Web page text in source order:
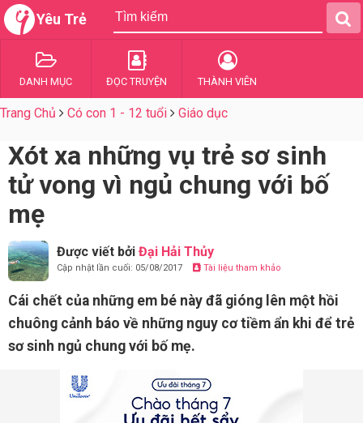
Yêu Trẻ
DANH MỤC ĐỌC TRUYỆN THÀNH VIÊN
Trang Chủ Có con 1 - 12 tuổi Giáo dục
Xót xa những vụ trẻ sơ sinh
tử vong vì ngủ chung với bố
mẹ
Được viết bởi Đại Hải Thủy
Cập nhật lần cuối: 05/08/2017 Tài liệu tham khảo
Cái chết của những em bé này đã gióng lên một hồi
chuông cảnh báo về những nguy cơ tiềm ẩn khi để trẻ
sơ sinh ngủ chung với bố mẹ.